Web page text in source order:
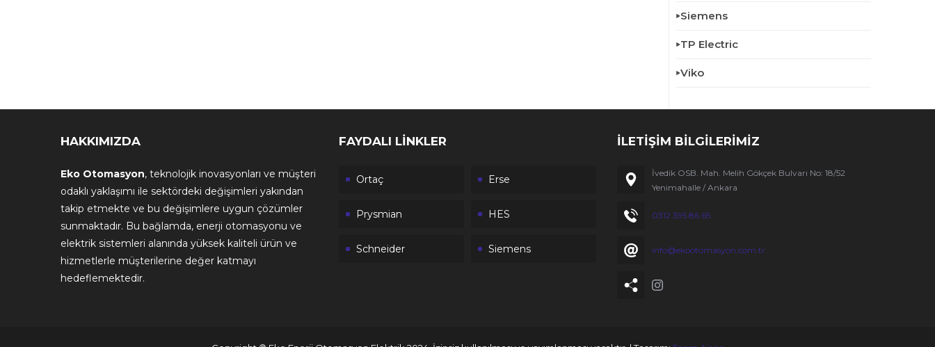
Siemens
TP Electric
Viko
HAKKIMIZDA
Eko Otomasyon, teknolojik inovasyonları ve müşteri
odaklı yaklaşımı ile sektördeki değişimleri yakından
takip etmekte ve bu değişimlere uygun çözümler
sunmaktadır. Bu bağlamda, enerji otomasyonu ve
elektrik sistemleri alanında yüksek kaliteli ürün ve
hizmetlerle müşterilerine değer katmayı
hedeflemektedir.
FAYDALI LİNKLER
Ortaç Erse
Prysmian HES
Schneider Siemens
İLETİŞİM BİLGİLERİMİZ
İvedik OSB. Mah. Melih Gökçek Bulvarı No: 18/52
Yenimahalle / Ankara
0312 395 86 65
info@ekootomasyon.com.tr